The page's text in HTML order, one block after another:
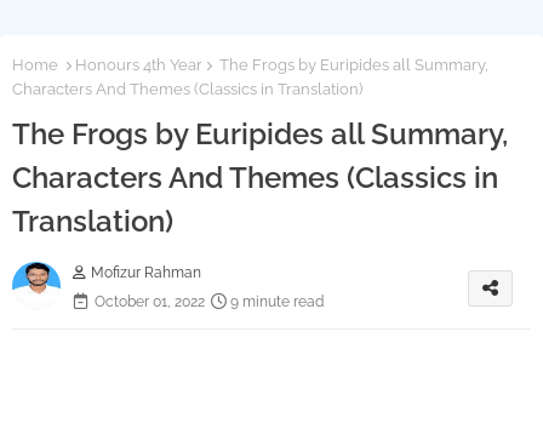
Home Honours 4th Year
The Frogs by Euripides all Summary,
Characters And Themes (Classics in Translation)
The Frogs by Euripides all Summary,
Characters And Themes (Classics in
Translation)
Mofizur Rahman
October 01, 2022
9 minute read